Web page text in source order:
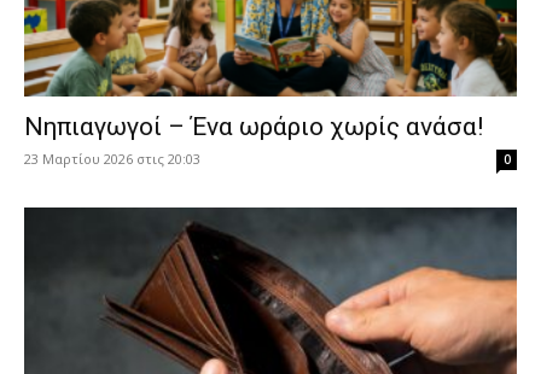
Νηπιαγωγοί – Ένα ωράριο χωρίς ανάσα!
23 Μαρτίου 2026 στις 20:03 0